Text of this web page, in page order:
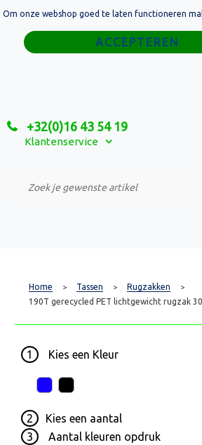
+32(0)16 43 54 19
Klantenservice
Home
Relatiegeschenken
Custom Made Projecten
Home > Tassen > Rugzakken >
190T gerecycled PET lichtgewicht rugzak
1 Kies een Kleur
2 Kies een aantal
3
Aantal kleuren opdruk
Om onze webshop goed te laten functioneren